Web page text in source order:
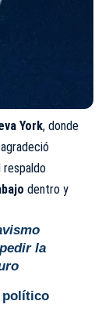
York, donde
respaldo
dentro y
la
político